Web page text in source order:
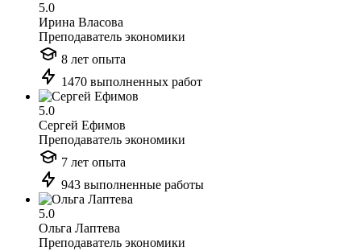
5.0
Ирина Власова
Преподаватель экономики
8 лет опыта
1470 выполненных работ
5.0
Сергей Ефимов
Преподаватель экономики
7 лет опыта
943 выполненные работы
5.0
Ольга Лаптева
Преподаватель экономики